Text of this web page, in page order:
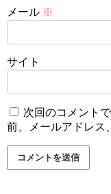
メール ※
サイト
次回のコメント
前、メールアドレス